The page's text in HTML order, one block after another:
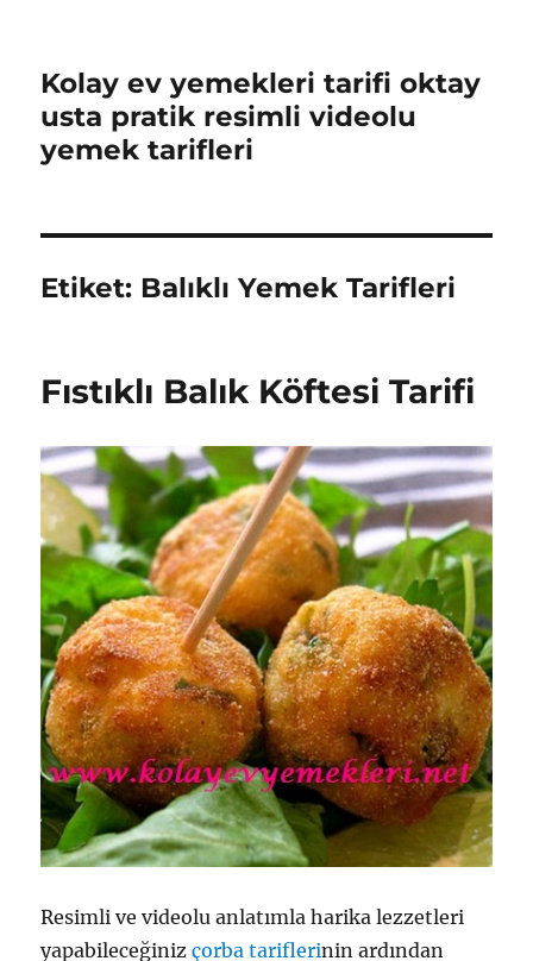
Kolay ev yemekleri tarifi oktay
usta pratik resimli videolu
yemek tarifleri
Etiket: Balıklı Yemek Tarifleri
Fıstıklı Balık Köftesi Tarifi
Resimli ve videolu anlatımla harika lezzetleri
yapabileceğinizçorba tariflerinin ardından